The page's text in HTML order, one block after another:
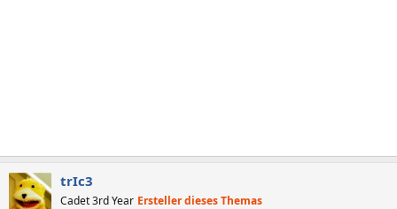
trIc3
Cadet 3rd Year Ersteller dieses Themas